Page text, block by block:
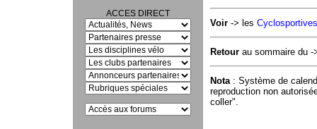
ACCES DIRECT
Voir -> les
Retour au sommaire du
Nota: Système de
reproduction non
coller".